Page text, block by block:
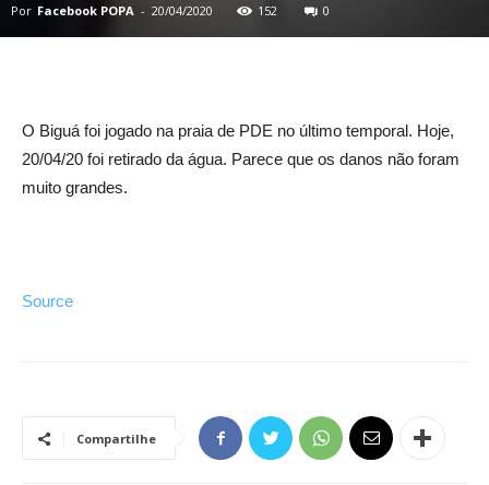
Por Facebook POPA - 20/04/2020 152 0
O Biguá foi jogado na praia de PDE no último temporal. Hoje,
20/04/20 foi retirado da água. Parece que os danos não foram
muito grandes.
Source
Compartilhe